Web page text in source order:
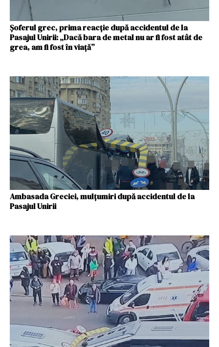
Șoferul grec, prima reacție după accidentul de la
Pasajul Unirii: „Dacă bara de metal nu ar fi fost atât de
grea, am fi fost în viață”
Ambasada Greciei, mulțumiri după accidentul de la
Pasajul Unirii